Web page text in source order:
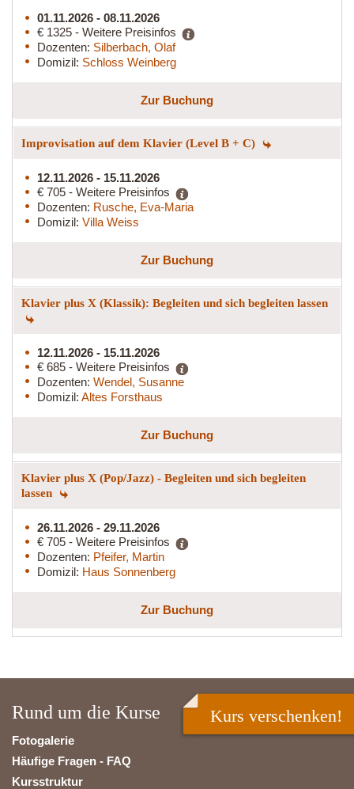
01.11.2026 - 08.11.2026
€ 1325 - Weitere Preisinfos
Dozenten: Silberbach, Olaf
Domizil: Schloss Weinberg
Zur Buchung
Improvisation auf dem Klavier (Level B + C)
12.11.2026 - 15.11.2026
€ 705 - Weitere Preisinfos
Dozenten: Rusche, Eva-Maria
Domizil: Villa Weiss
Zur Buchung
Klavier plus X (Klassik): Begleiten und sich begleiten lassen
12.11.2026 - 15.11.2026
€ 685 - Weitere Preisinfos
Dozenten: Wendel, Susanne
Domizil: Altes Forsthaus
Zur Buchung
Klavier plus X (Pop/Jazz) - Begleiten und sich begleiten
lassen
26.11.2026 - 29.11.2026
€ 705 - Weitere Preisinfos
Dozenten: Pfeifer, Martin
Domizil: Haus Sonnenberg
Zur Buchung
Rund um die Kurse
Fotogalerie
Häufige Fragen - FAQ
Kursstruktur
Kurs verschenken!